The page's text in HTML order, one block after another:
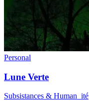
Personal
Lune Verte
Subsistances & Human_ité